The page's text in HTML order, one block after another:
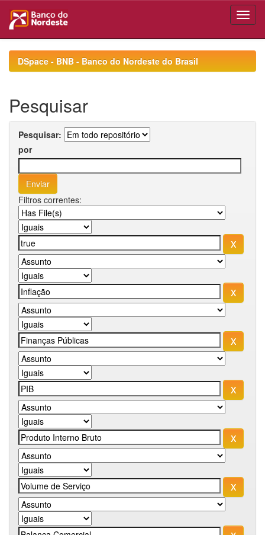
navigationDSpace - BNB - Banco do Nordeste do Brasil
Pesquisar
Pesquisar:
por
Filtros correntes: